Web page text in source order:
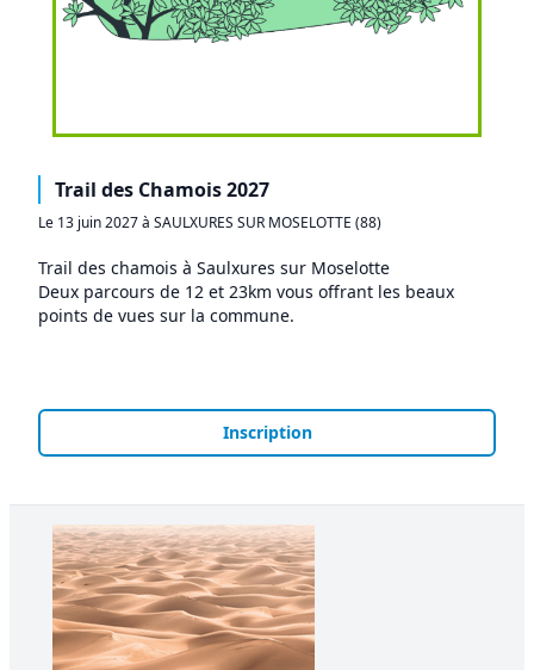
Trail des Chamois 2027
Le 13 juin 2027 à SAULXURES SUR MOSELOTTE (88)
Trail des chamois à Saulxures sur Moselotte
Deux parcours de 12 et 23km vous offrant les beaux
points de vues sur la commune.
Inscription